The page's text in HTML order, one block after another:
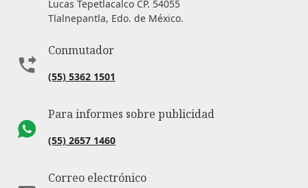
Lucas Tepetlacalco CP. 54055
Tlalnepantla, Edo. de México.
Conmutador
(55) 5362 1501
Para informes sobre publicidad
(55) 2657 1460
Correo electrónico